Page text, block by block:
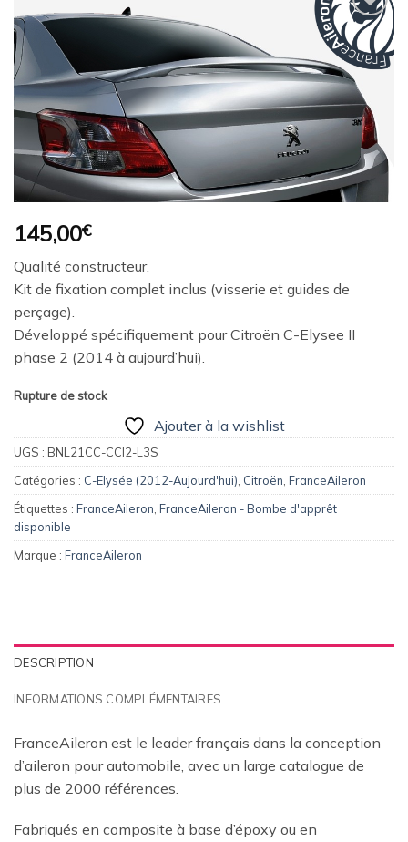
Ajouter
à la
wishlist
145,00€
Qualité constructeur.
Kit de fixation complet inclus (visserie et guides de
perçage).
Développé spécifiquement pour Citroën C-Elysee II
phase 2 (2014 à aujourd’hui).
Rupture de stock
Ajouter à la wishlist
UGS : BNL21CC-CCI2-L3S
Catégories : C-Elysée (2012-Aujourd'hui) Citroën FranceAileron
Étiquettes : FranceAileron FranceAileron - Bombe d'apprêt
disponible
Marque : FranceAileron
DESCRIPTION
INFORMATIONS COMPLÉMENTAIRES
FranceAileron est le leader français dans la conception
d’aileron pour automobile, avec un large catalogue de
plus de 2000 références.
Fabriqués en composite à base d’époxy ou en